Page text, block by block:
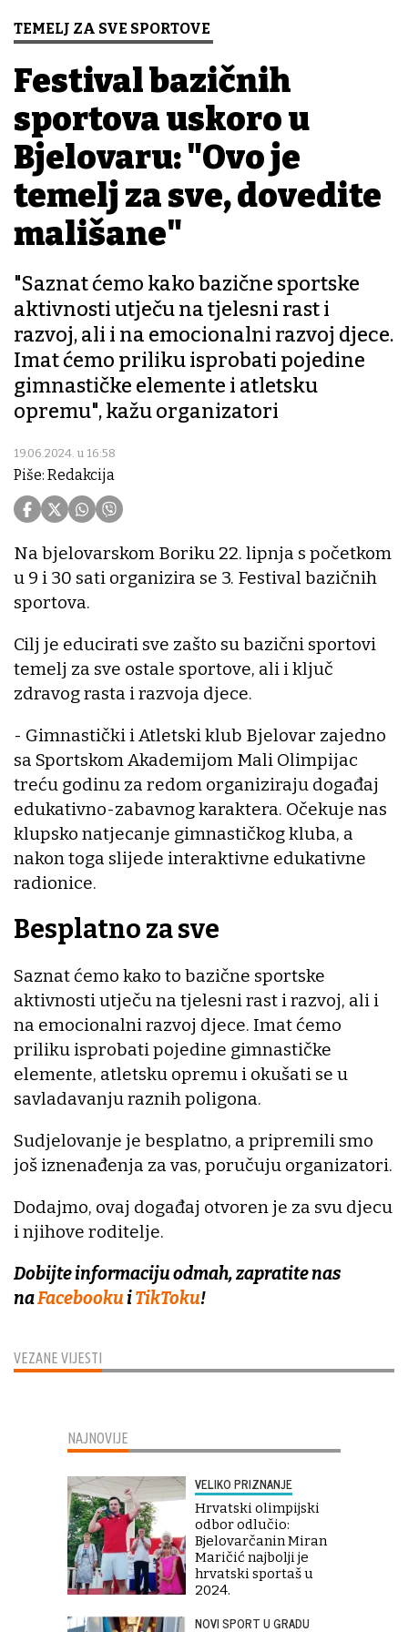
TEMELJ ZA SVE SPORTOVE
Festival bazičnih
sportova uskoro u
Bjelovaru: "Ovo je
temelj za sve, dovedite
mališane"
"Saznat ćemo kako bazične sportske
aktivnosti utječu na tjelesni rast i
razvoj, ali i na emocionalni razvoj djece.
Imat ćemo priliku isprobati pojedine
gimnastičke elemente i atletsku
opremu", kažu organizatori
19.06.2024. u 16:58
Piše: Redakcija
VEZANE VIJESTI
Na bjelovarskom Boriku 22. lipnja s početkom
u 9 i 30 sati organizira se 3. Festival bazičnih
sportova.
Cilj je educirati sve zašto su bazični sportovi
temelj za sve ostale sportove, ali i ključ
zdravog rasta i razvoja djece.
- Gimnastički i Atletski klub Bjelovar zajedno
sa Sportskom Akademijom Mali Olimpijac
treću godinu za redom organiziraju događaj
edukativno-zabavnog karaktera. Očekuje nas
klupsko natjecanje gimnastičkog kluba, a
nakon toga slijede interaktivne edukativne
radionice.
Besplatno za sve
Saznat ćemo kako to bazične sportske
aktivnosti utječu na tjelesni rast i razvoj, ali i
na emocionalni razvoj djece. Imat ćemo
priliku isprobati pojedine gimnastičke
elemente, atletsku opremu i okušati se u
savladavanju raznih poligona.
Sudjelovanje je besplatno, a pripremili smo
još iznenađenja za vas, poručuju organizatori.
Dodajmo, ovaj događaj otvoren je za svu djecu
i njihove roditelje.
Dobijte informaciju odmah, zapratite nas
naFacebookuiTikToku!
NAJNOVIJE
VELIKO PRIZNANJE
Hrvatski olimpijski
odbor odlučio:
Bjelovarčanin Miran
Maričić najbolji je
hrvatski sportaš u
2024.
NOVI SPORT U GRADU